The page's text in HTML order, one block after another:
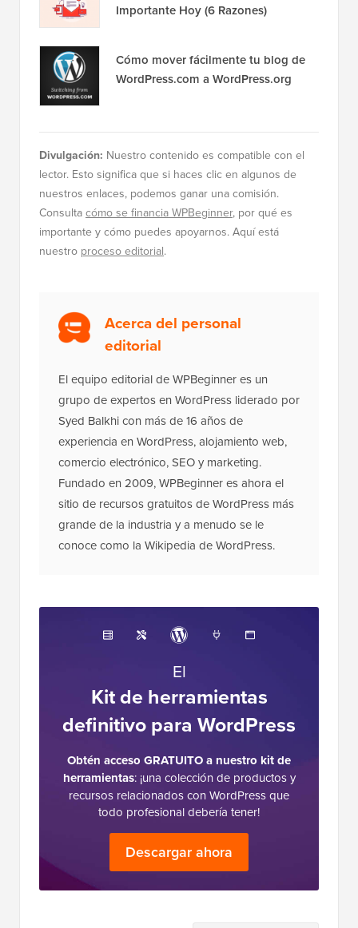
Importante Hoy (6 Razones)
Cómo mover fácilmente tu blog de
WordPress.com a WordPress.org
Divulgación: Nuestro contenido es compatible con el
lector. Esto significa que si haces clic en algunos de
nuestros enlaces, podemos ganar una comisión.
Consulta cómo se financia WPBeginner, por qué es
importante y cómo puedes apoyarnos. Aquí está
nuestro proceso editorial.
Acerca del personal
editorial
El equipo editorial de WPBeginner es un
grupo de expertos en WordPress liderado por
Syed Balkhi con más de 16 años de
experiencia en WordPress, alojamiento web,
comercio electrónico, SEO y marketing.
Fundado en 2009, WPBeginner es ahora el
sitio de recursos gratuitos de WordPress más
grande de la industria y a menudo se le
conoce como la Wikipedia de WordPress.
El
Kit de herramientas
definitivo para WordPress
Obtén acceso GRATUITO a nuestro kit de
herramientas: ¡una colección de productos y
recursos relacionados con WordPress que
todo profesional debería tener!
Descargar ahora